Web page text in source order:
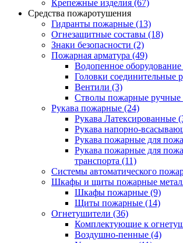
Крепежные изделия (67)
Средства пожаротушения
Гидранты пожарные (13)
Огнезащитные составы (18)
Знаки безопасности (2)
Пожарная арматура (49)
Водопенное оборудование
Головки соединительные
Вентили (3)
Стволы пожарные ручные
Рукава пожарные (24)
Рукава Латексированные
Рукава напорно-
Рукава пожарные для
Рукава пожарные для
транспорта (11)
Системы автоматического
Шкафы и щиты пожарные
Шкафы пожарные (9)
Щиты пожарные (14)
Огнетушители (36)
Комплектующие к
Воздушно-пенные (4)